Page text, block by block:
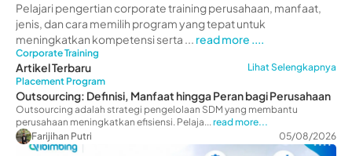
Manfaat
Pelajari pengertian corporate training perusahaan, manfaat,
jenis, dan cara memilih program yang tepat untuk
meningkatkan kompetensi serta ... read more ....
Corporate Training
Artikel Terbaru
Lihat Selengkapnya
Placement Program
Outsourcing: Definisi, Manfaat hingga Peran bagi Perusahaan
Outsourcing adalah strategi pengelolaan SDM yang membantu
perusahaan meningkatkan efisiensi. Pelaja...read more...
Farijihan Putri
05/08/2026